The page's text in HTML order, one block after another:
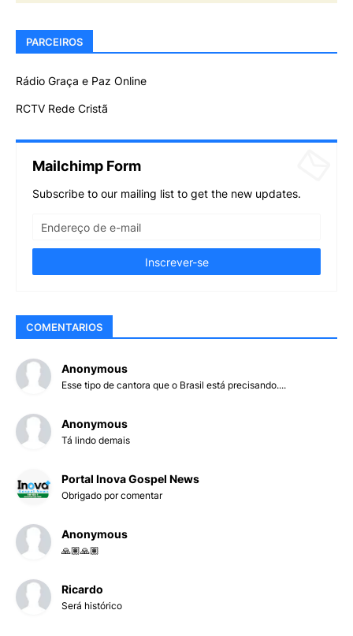
PARCEIROS
Rádio Graça e Paz Online
RCTV Rede Cristã
Mailchimp Form
Subscribe to our mailing list to get the new updates.
COMENTARIOS
Anonymous
Esse tipo de cantora que o Brasil está precisando....
Anonymous
Tá lindo demais
Portal Inova Gospel News
Obrigado por comentar
Anonymous
🙏🏽🙏🏽
Ricardo
Será histórico